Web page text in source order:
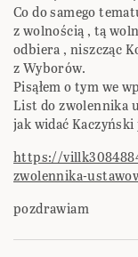
Co do samego
z wolnością , tą
odbiera , niszcząc
z Wyborów.
Pisąłem o tym we
List do zwolennika
jak widać Kaczyński
https://
zwolennika-
pozdrawiam